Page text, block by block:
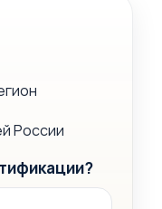
России